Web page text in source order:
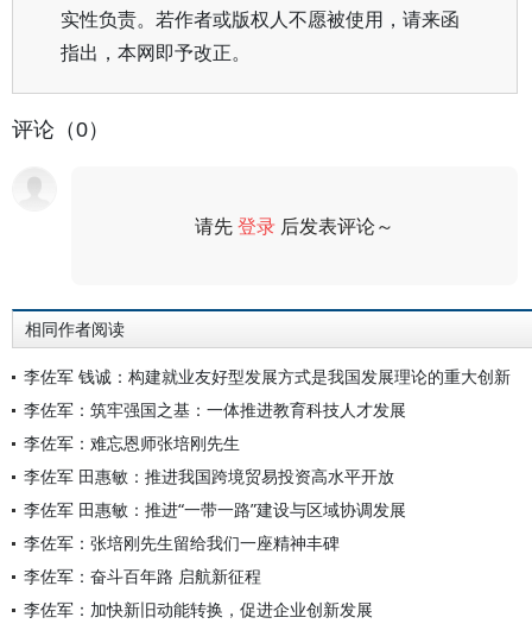
实性负责。若作者或版权人不愿被使用，请来函
指出，本网即予改正。
评论（0）
请先登录 后发表评论～
相同作者阅读
李佐军 钱诚：构建就业友好型发展方式是我国发展理论的重大创新
李佐军：筑牢强国之基：一体推进教育科技人才发展
李佐军：难忘恩师张培刚先生
李佐军 田惠敏：推进我国跨境贸易投资高水平开放
李佐军 田惠敏：推进“一带一路”建设与区域协调发展
李佐军：张培刚先生留给我们一座精神丰碑
李佐军：奋斗百年路 启航新征程
李佐军：加快新旧动能转换，促进企业创新发展